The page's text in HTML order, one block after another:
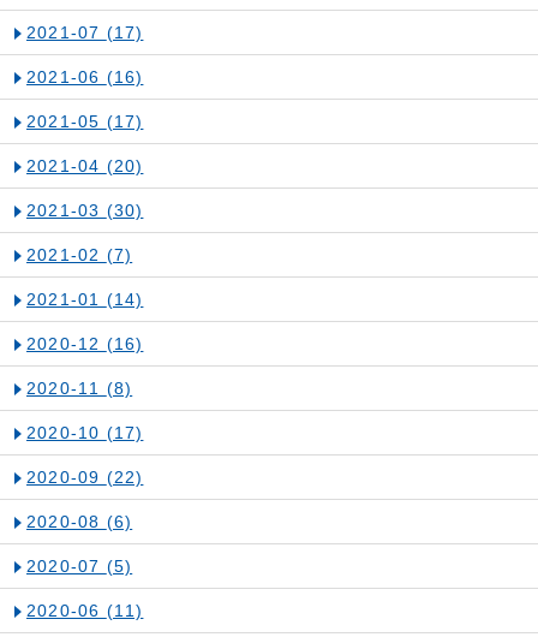
2021-07 (17)
2021-06 (16)
2021-05 (17)
2021-04 (20)
2021-03 (30)
2021-02 (7)
2021-01 (14)
2020-12 (16)
2020-11 (8)
2020-10 (17)
2020-09 (22)
2020-08 (6)
2020-07 (5)
2020-06 (11)